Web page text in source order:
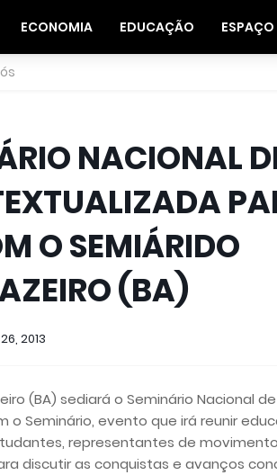
ECONOMIA EDUCAÇÃO
NACIONAL
O SEMIÁRIDO
(BA)
2013
(BA) sediará o Seminário Nacional
Seminário, evento que irá reunir
representantes de
discutir as conquistas e avanços